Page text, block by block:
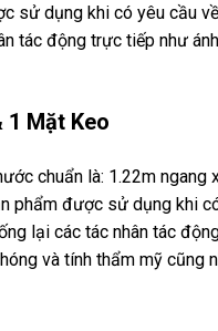
sử dụng khi có yêu cầu
tác động trực tiếp như
1 Mặt Keo
chuẩn là: 1.22m ngang
được sử dụng khi
lại các tác nhân tác
và tính thẩm mỹ cũng